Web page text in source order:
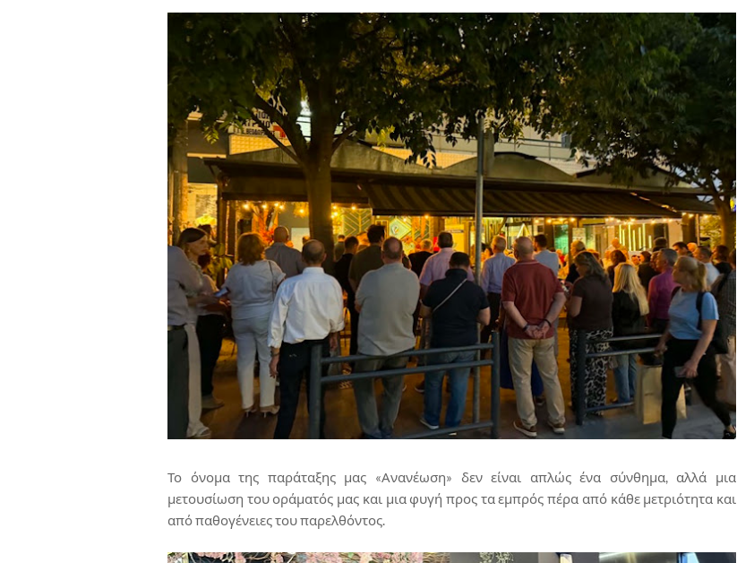
Το όνομα της παράταξης μας «Ανανέωση» δεν είναι απλώς ένα σύνθημα, αλλά μια
μετουσίωση του οράματός μας και μια φυγή προς τα εμπρός πέρα από κάθε μετριότητα και
από παθογένειες του παρελθόντος.